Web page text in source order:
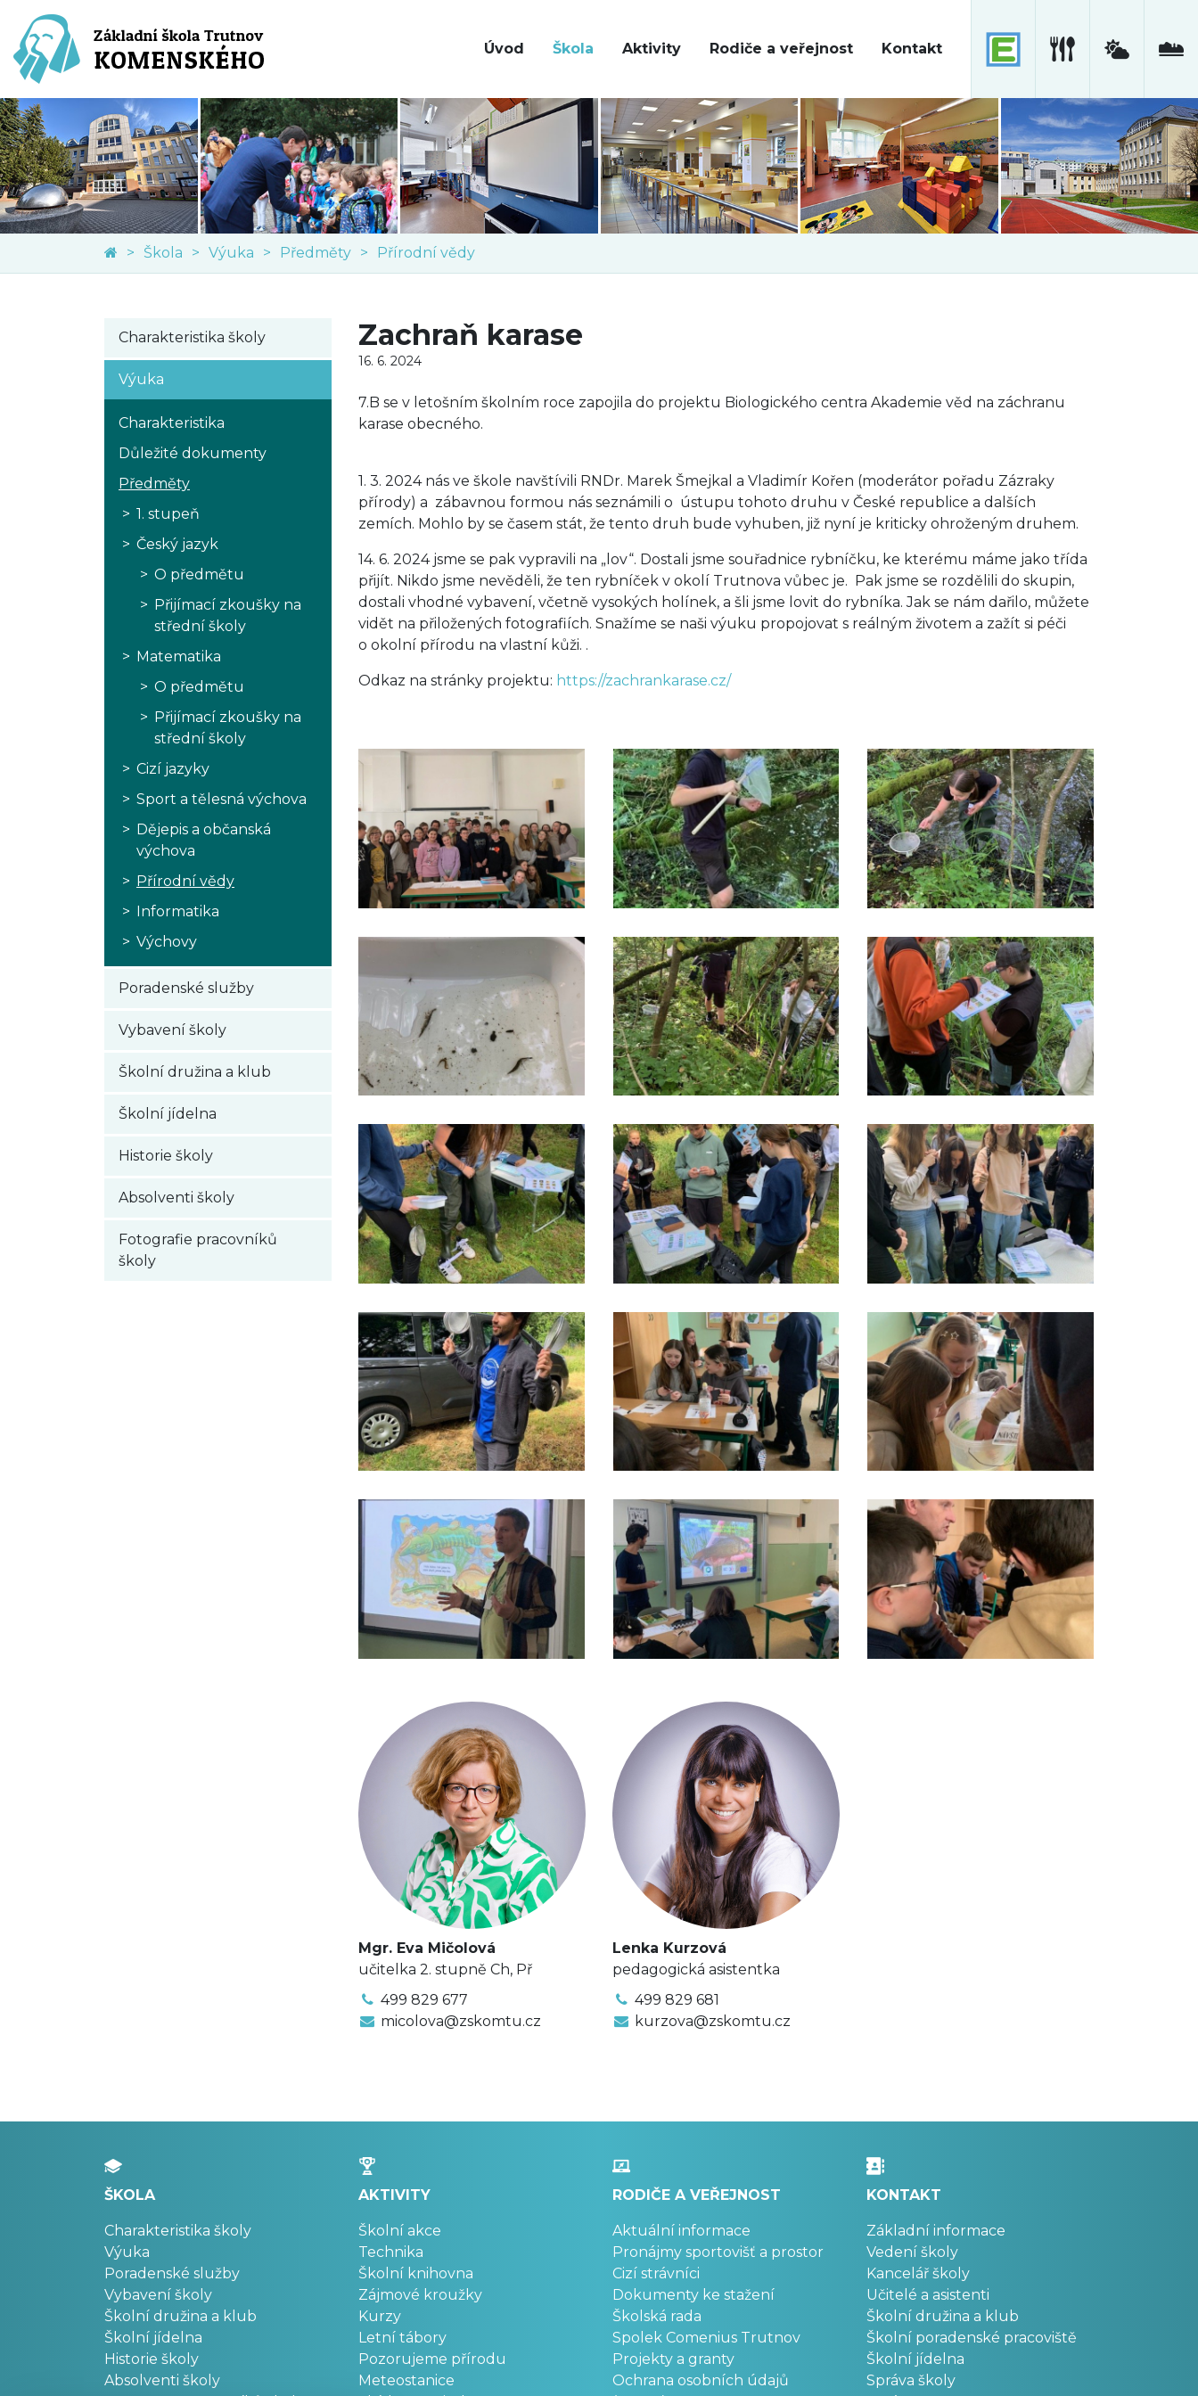
Úvod Škola Aktivity Rodiče a veřejnost Kontakt
Škola Výuka Předměty Přírodní vědy
Charakteristika školy
Výuka
Charakteristika
Důležité dokumenty
Předměty
1. stupeň
Český jazyk
O předmětu
Přijímací zkoušky na
střední školy
Matematika
O předmětu
Přijímací zkoušky na
střední školy
Cizí jazyky
Sport a tělesná výchova
Dějepis a občanská
výchova
Přírodní vědy
Informatika
Výchovy
Poradenské služby
Vybavení školy
Školní družina a klub
Školní jídelna
Historie školy
Absolventi školy
Fotografie pracovníků
školy
Zachraň karase
16. 6. 2024
7.B se v letošním školním roce zapojila do projektu Biologického centra Akademie věd na záchranu
karase obecného.
1. 3. 2024 nás ve škole navštívili RNDr. Marek Šmejkal a Vladimír Kořen (moderátor pořadu Zázraky
přírody) a zábavnou formou nás seznámili o ústupu tohoto druhu v České republice a dalších
zemích. Mohlo by se časem stát, že tento druh bude vyhuben, již nyní je kriticky ohroženým druhem.
14. 6. 2024 jsme se pak vypravili na „lov“. Dostali jsme souřadnice rybníčku, ke kterému máme jako třída
přijít. Nikdo jsme nevěděli, že ten rybníček v okolí Trutnova vůbec je. Pak jsme se rozdělili do skupin,
dostali vhodné vybavení, včetně vysokých holínek, a šli jsme lovit do rybníka. Jak se nám dařilo, můžete
vidět na přiložených fotografiích. Snažíme se naši výuku propojovat s reálným životem a zažít si péči
o okolní přírodu na vlastní kůži. .
Odkaz na stránky projektu: https://zachrankarase.cz/
Mgr. Eva Mičolová
učitelka 2. stupně Ch, Př
499 829 677
micolova@zskomtu.cz
Lenka Kurzová
pedagogická asistentka
499 829 681
kurzova@zskomtu.cz
ŠKOLA
Charakteristika školy
Výuka
Poradenské služby
Vybavení školy
Školní družina a klub
Školní jídelna
Historie školy
Absolventi školy
AKTIVITY
Školní akce
Technika
Školní knihovna
Zájmové kroužky
Kurzy
Letní tábory
Pozorujeme přírodu
Meteostanice
RODIČE A VEŘEJNOST
Aktuální informace
Pronájmy sportovišť a prostor
Cizí strávníci
Dokumenty ke stažení
Školská rada
Spolek Comenius Trutnov
Projekty a granty
Ochrana osobních údajů
KONTAKT
Základní informace
Vedení školy
Kancelář školy
Učitelé a asistenti
Školní družina a klub
Školní poradenské pracoviště
Školní jídelna
Správa školy